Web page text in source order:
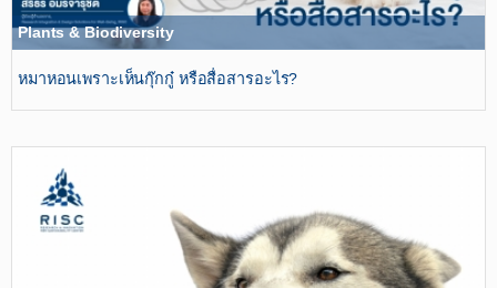
Plants & Biodiversity
หมาหอนเพราะเห็นกุ๊กกู๋ หรือสื่อสารอะไร?